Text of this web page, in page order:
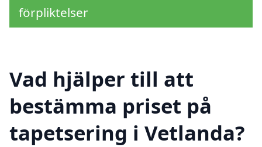
förpliktelser
Vad hjälper till att
bestämma priset på
tapetsering i Vetlanda?